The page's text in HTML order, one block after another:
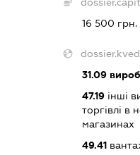
16 500 грн.
31.09
47.19інші
торгівлі в
магазинах
49.41